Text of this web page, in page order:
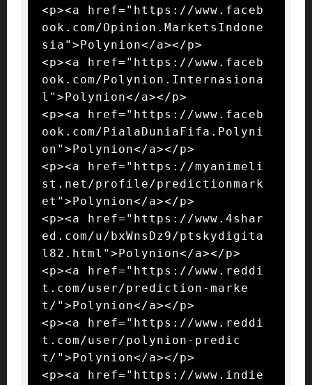
<p><a href="https://www.faceb
ook.com/Opinion.MarketsIndone
sia">Polynion</a></p>
<p><a href="https://www.faceb
ook.com/Polynion.Internasiona
l">Polynion</a></p>
<p><a href="https://www.faceb
ook.com/PialaDuniaFifa.Polyni
on">Polynion</a></p>
<p><a href="https://myanimeli
st.net/profile/predictionmark
et">Polynion</a></p>
<p><a href="https://www.4shar
ed.com/u/bxWnsDz9/ptskydigita
l82.html">Polynion</a></p>
<p><a href="https://www.reddi
t.com/user/prediction-marke
t/">Polynion</a></p>
<p><a href="https://www.reddi
t.com/user/polynion-predic
t/">Polynion</a></p>
<p><a href="https://www.indie